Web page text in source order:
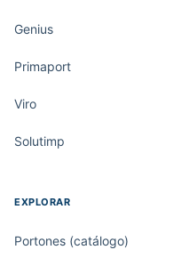
Genius
Primaport
Viro
Solutimp
EXPLORAR
Portones (catálogo)